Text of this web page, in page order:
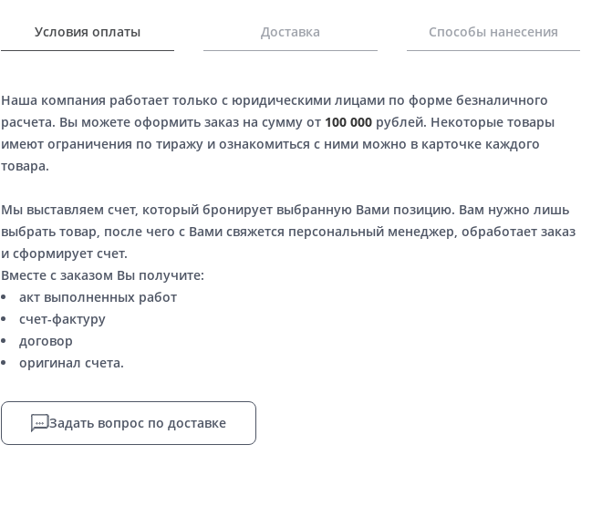
Условия оплаты Доставка Способы нанесения
Наша компания работает только с юридическими лицами по форме безналичного
расчета. Вы можете оформить заказ на сумму от 100 000рублей. Некоторые товары
имеют ограничения по тиражу и ознакомиться с ними можно в карточке каждого
товара.
Мы выставляем счет, который бронирует выбранную Вами позицию. Вам нужно лишь
выбрать товар, после чего с Вами свяжется персональный менеджер, обработает заказ
и сформирует счет.
Вместе с заказом Вы получите:
акт выполненных работ
счет-фактуру
договор
оригинал счета.
Задать вопрос по доставке